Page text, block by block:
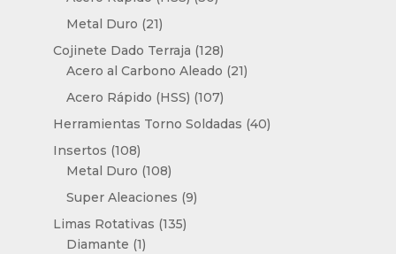
Metal Duro 2121
productos
Cojinete Dado Terraja 128128
productos
Acero al Carbono Aleado 2121
Acero Rápido (HSS) 107107
productos
Herramientas Torno Soldadas 4040
Insertos 108108
productos
Metal Duro 108108
productos
Super Aleaciones 99
Limas Rotativas 135135
Diamante 11